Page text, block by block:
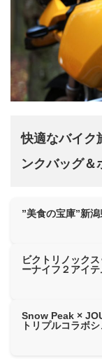
快適なバイク
ンクバッグ＆
”美食の宝庫”新
ビクトリノック
ーナイフ２アイ
Snow Peak ×
トリプルコラボ